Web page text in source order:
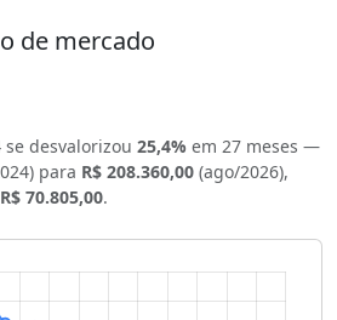
de mercado
se desvalorizou 25,4% em 27 meses —
para R$ 208.360,00 (ago/2026),
R$ 70.805,00.